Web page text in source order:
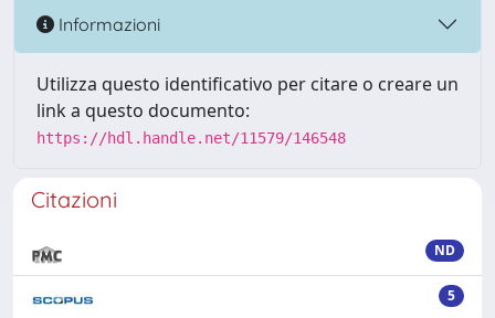
Informazioni
Utilizza questo identificativo per citare o creare un
link a questo documento:
https://hdl.handle.net/11579/146548
Citazioni
ND
5